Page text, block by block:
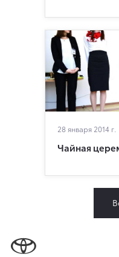
28 января 2014 г.
Чайная